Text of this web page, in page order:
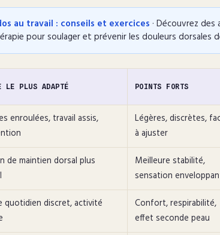
au travail : conseils et exercices · Découvrez
pour soulager et prévenir les douleurs dorsales
LE PLUS ADAPTÉ POINTS FORTS
enroulées, travail assis,
Légères, discrètes,
à ajuster
de maintien dorsal plus
Meilleure stabilité,
sensation
quotidien discret, activité
Confort, respirabilité,
effet seconde peau